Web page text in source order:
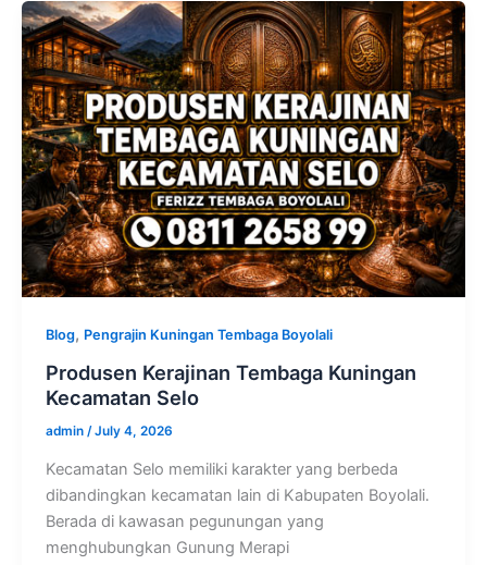
Blog, Pengrajin Kuningan Tembaga Boyolali
Produsen Kerajinan Tembaga Kuningan
Kecamatan Selo
admin /July 4, 2026
Kecamatan Selo memiliki karakter yang berbeda
dibandingkan kecamatan lain di Kabupaten Boyolali.
Berada di kawasan pegunungan yang
menghubungkan Gunung Merapi